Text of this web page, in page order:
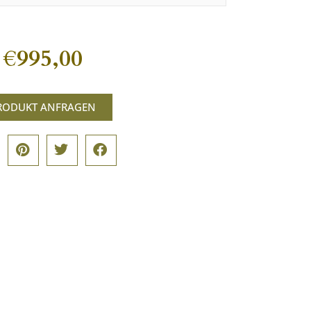
€995,00
ANFRAGEN